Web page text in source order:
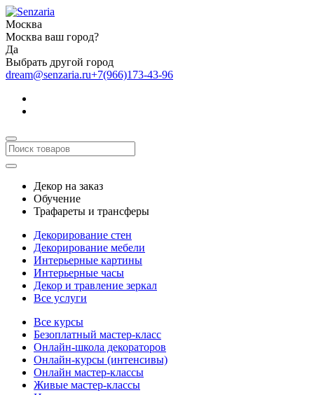
Москва
Москва ваш город?
Да
Выбрать другой город
dream@senzaria.ru+7(966)173-43-96
Декор на заказ
Обучение
Трафареты и трансферы
Декорирование стен
Декорирование мебели
Интерьерные картины
Интерьерные часы
Декор и травление зеркал
Все услуги
Все курсы
Безоплатный мастер-класс
Онлайн-школа декораторов
Онлайн-курсы (интенсивы)
Онлайн мастер-классы
Живые мастер-классы